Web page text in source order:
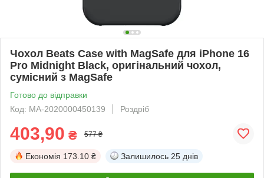
Чохол Beats Case with MagSafe для iPhone 16
Pro Midnight Black, оригінальний чохол,
сумісний з MagSafe
Готово до відправки
Код: MA-2020000450139
Роздріб
403,90 ₴ 577 ₴
Економія 173.10 ₴ Залишилось 25 днів